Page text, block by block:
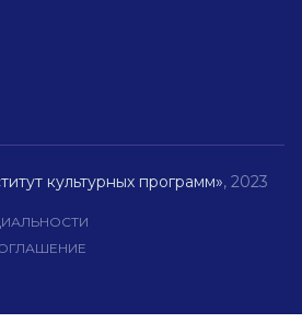
культурных программ», 2023